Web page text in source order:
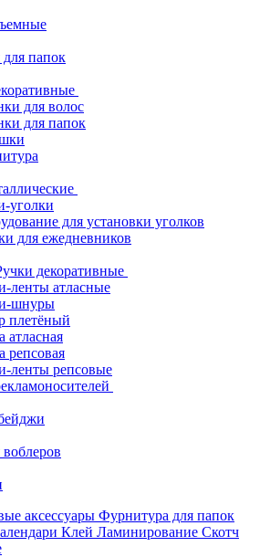
папок
для волос
для папок
уголки
для установки уголков
для ежедневников
декоративные
ленты атласные
шнуры
плетёный
атласная
репсовая
ленты репсовые
аксессуары Фурнитура для папок
Клей Ламинирование Скотч